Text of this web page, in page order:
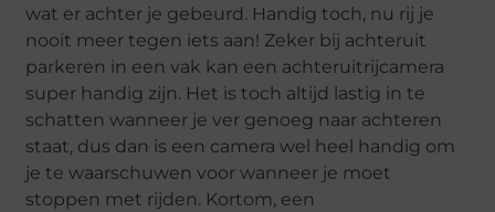
wat er achter je gebeurd. Handig toch, nu rij je
nooit meer tegen iets aan! Zeker bij achteruit
parkeren in een vak kan een achteruitrijcamera
super handig zijn. Het is toch altijd lastig in te
schatten wanneer je ver genoeg naar achteren
staat, dus dan is een camera wel heel handig om
je te waarschuwen voor wanneer je moet
stoppen met rijden. Kortom, een